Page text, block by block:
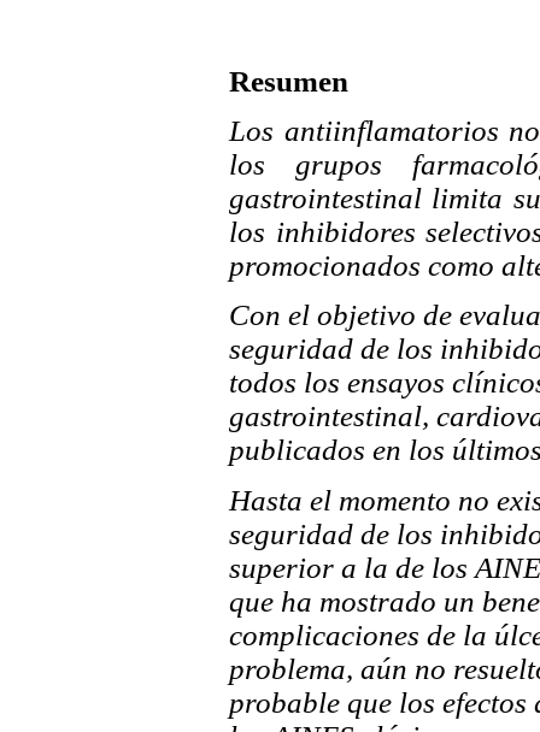
Resumen
Los antiinflamatorios
los grupos
gastrointestinal limita
los inhibidores
promocionados como
Con el objetivo de
seguridad de los
todos los ensayos
gastrointestinal,
publicados en los
Hasta el momento no
seguridad de los
superior a la de los
que ha mostrado un
complicaciones de la
problema, aún no
probable que los efectos